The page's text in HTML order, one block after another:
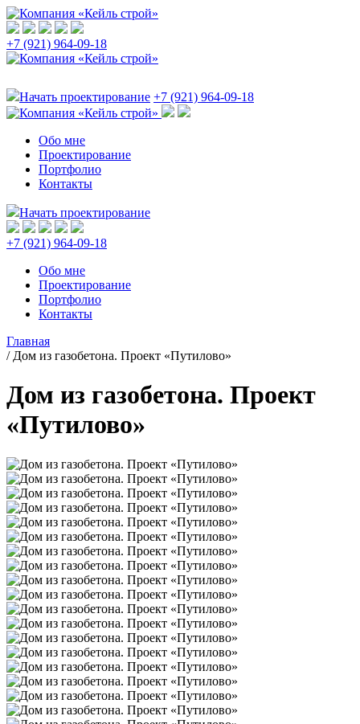
+7 (921) 964-09-18
Начать проектирование +7 (921) 964-09-18
Обо мне
Проектирование
Портфолио
Контакты
Начать проектирование
+7 (921) 964-09-18
Обо мне
Проектирование
Портфолио
Контакты
Главная
/ Дом из газобетона. Проект «Путилово»
Дом из газобетона. Проект
«Путилово»